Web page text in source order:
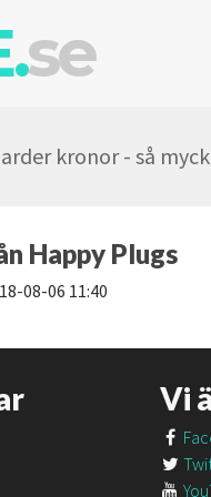
se
kronor - så
Happy Plugs
08-06 11:40
Vi